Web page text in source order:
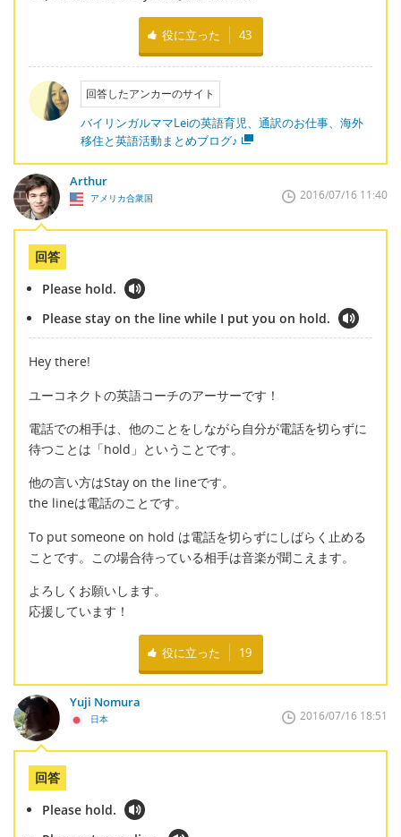
役に立った 43
回答したアンカーのサイト
バイリンガルママLeiの英語育児、通訳のお仕事、海外
移住と英語活動まとめブログ♪
Arthur
アメリカ合衆国 2016/07/16 11:40
回答
Please hold.
Please stay on the line while I put you on hold.
Hey there!
ユーコネクトの英語コーチのアーサーです！
電話での相手は、他のことをしながら自分が電話を切らずに
待つことは「hold」ということです。
他の言い方はStay on the lineです。
the lineは電話のことです。
To put someone on hold は電話を切らずにしばらく止める
ことです。この場合待っている相手は音楽が聞こえます。
よろしくお願いします。
応援しています！
役に立った 19
Yuji Nomura
日本 2016/07/16 18:51
回答
Please hold.